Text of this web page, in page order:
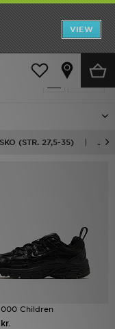
VIEW
(STR. 27,5-35)
Children